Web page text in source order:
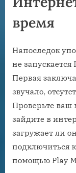
время
Напоследок
не
Первая
звучало,
Проверьте ваш
зайдите в
загружает ли
подключиться
помощью Play